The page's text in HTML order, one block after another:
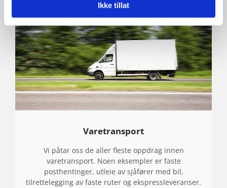
Ikke tillat
Varetransport
Vi påtar oss de aller fleste oppdrag innen
varetransport. Noen eksempler er faste
posthentinger, utleie av sjåfører med bil,
tilrettelegging av faste ruter og ekspressleveranser.